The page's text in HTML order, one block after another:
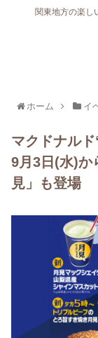
関東地方の楽し
ホーム イ
マクドナル
9月3日(水)か
見」も登場